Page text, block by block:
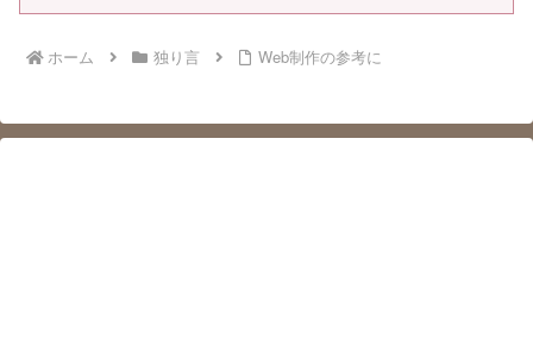
ホーム 独り言 Web制作の参考に